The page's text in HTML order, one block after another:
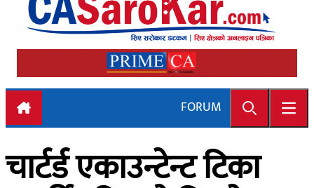
FORUM Search
चार्टर्ड एकाउन्टेन्ट टिका